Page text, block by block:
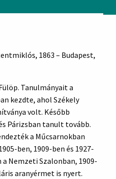
1863 – Budapest,
Tanulmányait a
kezdte, ahol Székely
volt. Később
Párizsban tanult tovább.
a Műcsarnokban
ben, 1909-ben és 1927-
Nemzeti Szalonban, 1909-
aranyérmet is nyert.